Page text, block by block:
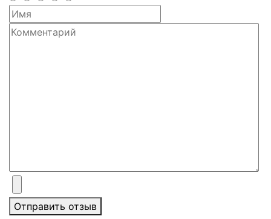
Отправить отзыв